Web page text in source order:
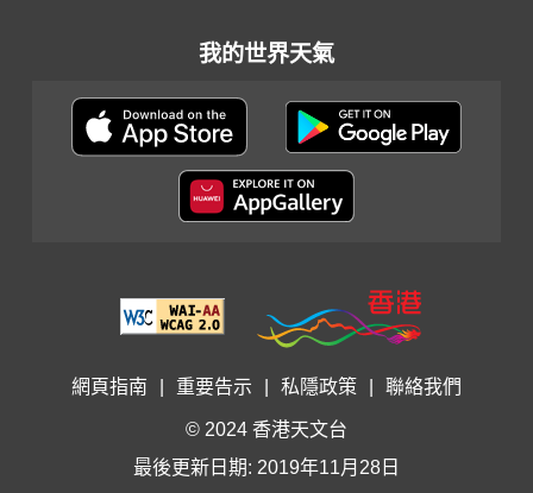
我的世界天氣
網頁指南 重要告示 私隱政策 聯絡我們
© 2024 香港天文台
最後更新日期: 2019年11月28日